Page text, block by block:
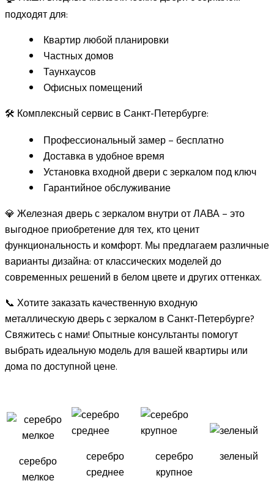
подходят для:
Квартир любой планировки
Частных домов
Таунхаусов
Офисных помещений
🛠️ Комплексный сервис в Санкт-Петербурге:
Профессиональный замер – бесплатно
Доставка в удобное время
Установка входной двери с зеркалом под ключ
Гарантийное обслуживание
💎 Железная дверь с зеркалом внутри от ЛАВА – это
выгодное приобретение для тех, кто ценит
функциональность и комфорт. Мы предлагаем различные
варианты дизайна: от классических моделей до
современных решений в белом цвете и других оттенках.
📞 Хотите заказать качественную входную
металлическую дверь с зеркалом в Санкт-Петербурге?
Свяжитесь с нами! Опытные консультанты помогут
выбрать идеальную модель для вашей квартиры или
дома по доступной цене.
серебро
мелкое
серебро
среднее
серебро
крупное
зеленый